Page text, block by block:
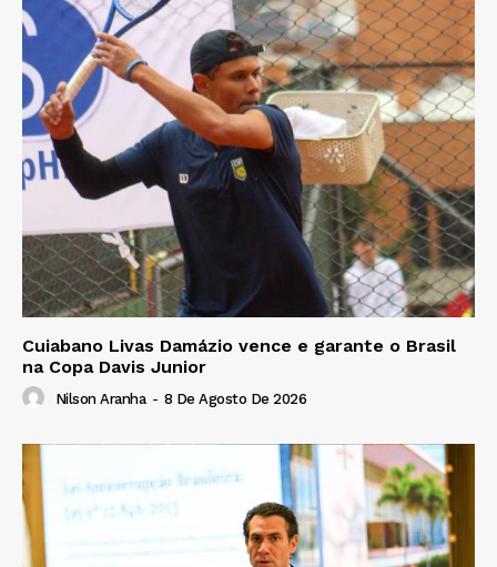
Cuiabano Livas Damázio vence e garante o Brasil
na Copa Davis Junior
Nilson Aranha - 8 De Agosto De 2026